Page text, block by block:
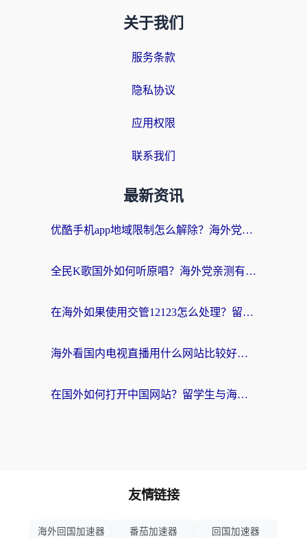
关于我们
服务条款
隐私协议
应用权限
联系我们
最新资讯
优酷手机app地域限制怎么解除？海外党亲测有效的追剧方案
全民K歌国外如何听原唱？海外党亲测有效的回国加速器选择指南
在海外如果使用交管12123怎么处理？留学生亲测有效的回国加速方案
海外看国内电视直播用什么网站比较好？一篇解决你所有追剧难题的实用指南
在国外如何打开中国网站？留学生与海外华人的无缝访问指南
友情链接
海外回国加速器 番茄加速器 回国加速器